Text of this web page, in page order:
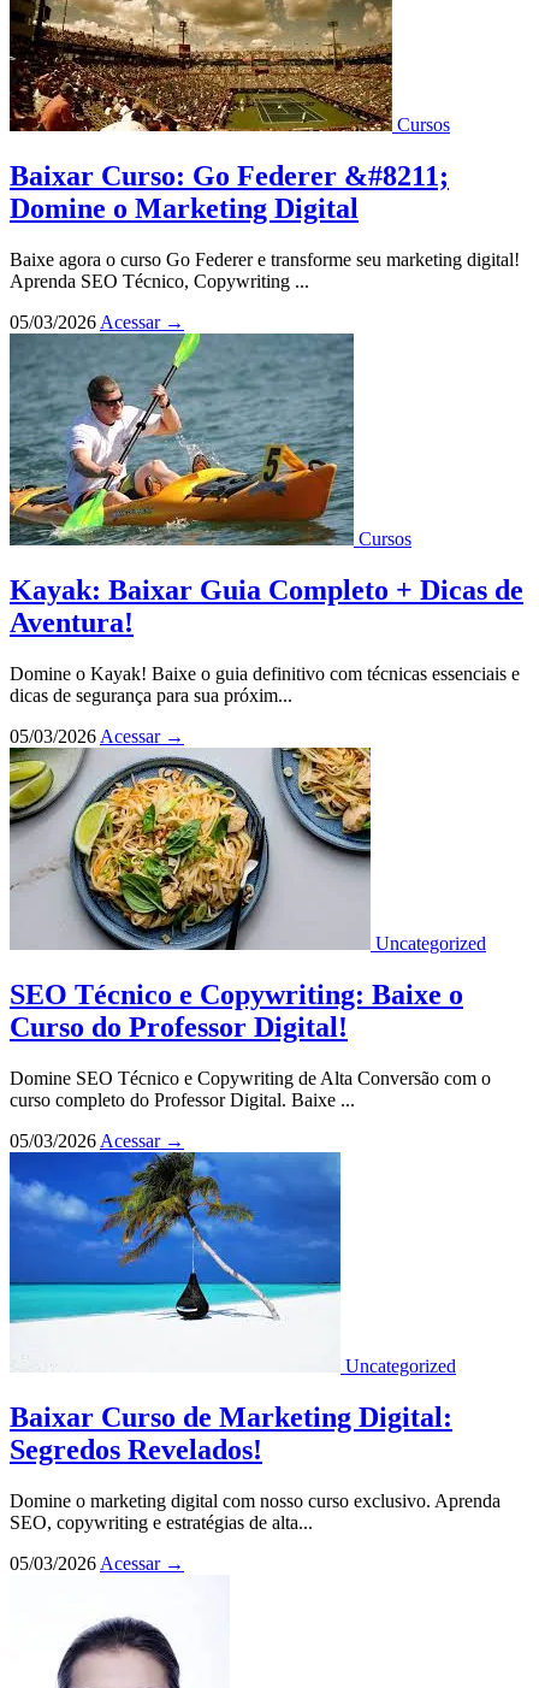
Cursos
Baixar Curso: Go Federer &#8211;
Domine o Marketing Digital
Baixe agora o curso Go Federer e transforme seu marketing digital!
Aprenda SEO Técnico, Copywriting ...
05/03/2026 Acessar →
Cursos
Kayak: Baixar Guia Completo + Dicas de
Aventura!
Domine o Kayak! Baixe o guia definitivo com técnicas essenciais e
dicas de segurança para sua próxim...
05/03/2026 Acessar →
Uncategorized
SEO Técnico e Copywriting: Baixe o
Curso do Professor Digital!
Domine SEO Técnico e Copywriting de Alta Conversão com o
curso completo do Professor Digital. Baixe ...
05/03/2026 Acessar →
Uncategorized
Baixar Curso de Marketing Digital:
Segredos Revelados!
Domine o marketing digital com nosso curso exclusivo. Aprenda
SEO, copywriting e estratégias de alta...
05/03/2026 Acessar →